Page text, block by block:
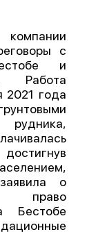
с
и
Работа
2021 года
о
право
Бестобе